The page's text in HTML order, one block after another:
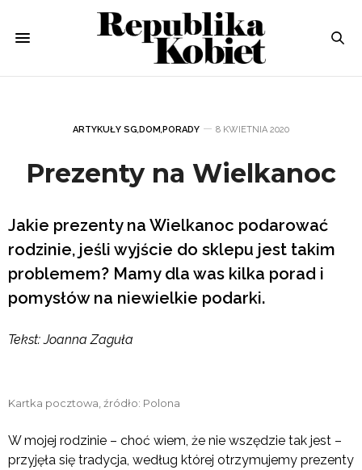
ARTYKUŁY SG,DOM,PORADY 8 KWIETNIA 2020
Prezenty na Wielkanoc
Jakie prezenty na Wielkanoc podarować
rodzinie, jeśli wyjście do sklepu jest takim
problemem? Mamy dla was kilka porad i
pomysłów na niewielkie podarki.
Tekst: Joanna Zaguła
Kartka pocztowa, źródło: Polona
W mojej rodzinie – choć wiem, że nie wszędzie tak jest –
przyjęła się tradycja, według której otrzymujemy prezenty